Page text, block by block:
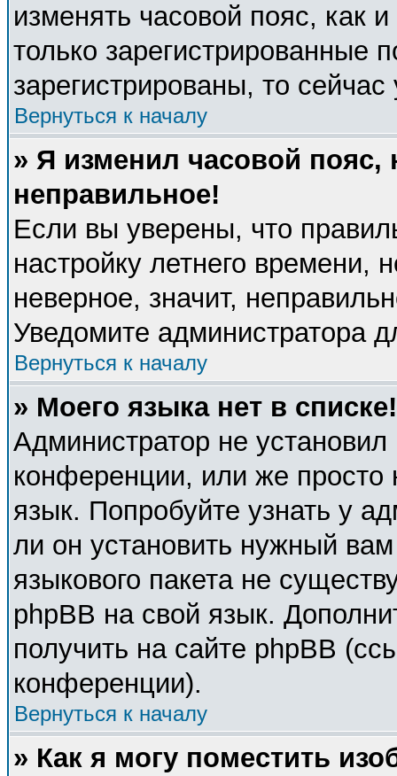
изменять часовой пояс, как
только зарегистрированные
зарегистрированы, то
Вернуться к началу
» Я изменил часовой пояс,
неправильное!
Если вы уверены, что
настройку летнего времени,
неверное, значит,
Уведомите администратора
Вернуться к началу
» Моего языка нет в списке!
Администратор не
конференции, или же просто
язык. Попробуйте узнать у
ли он установить нужный
языкового пакета не
phpBB на свой язык.
получить на сайте phpBB
конференции).
Вернуться к началу
» Как я могу поместить